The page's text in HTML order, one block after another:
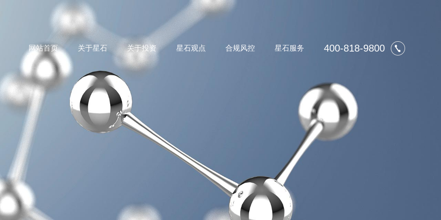
网站首页 关于星石 关于投资 星石观点 合规风控 星石服务 400-818-9800